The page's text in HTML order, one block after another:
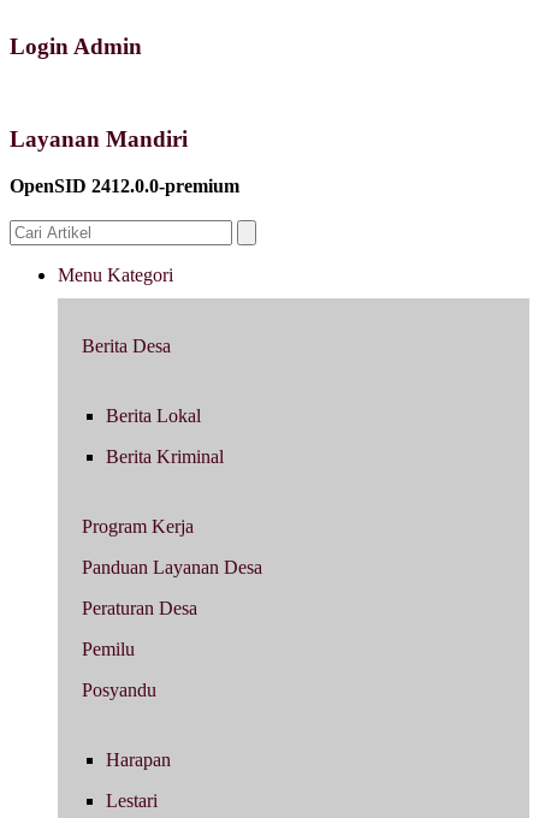
Login Admin
Layanan Mandiri
OpenSID 2412.0.0-premium
Menu Kategori
Berita Desa
Berita Lokal
Berita Kriminal
Program Kerja
Panduan Layanan Desa
Peraturan Desa
Pemilu
Posyandu
Harapan
Lestari